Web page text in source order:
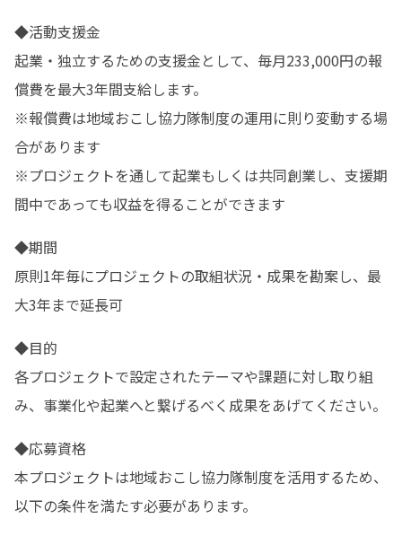
◆活動支援金
起業・独立するための支援金として、毎月233,000円の報
償費を最大3年間支給します。
※報償費は地域おこし協力隊制度の運用に則り変動する場
合があります
※プロジェクトを通して起業もしくは共同創業し、支援期
間中であっても収益を得ることができます
◆期間
原則1年毎にプロジェクトの取組状況・成果を勘案し、最
大3年まで延長可
◆目的
各プロジェクトで設定されたテーマや課題に対し取り組
み、事業化や起業へと繋げるべく成果をあげてください。
◆応募資格
本プロジェクトは地域おこし協力隊制度を活用するため、
以下の条件を満たす必要があります。